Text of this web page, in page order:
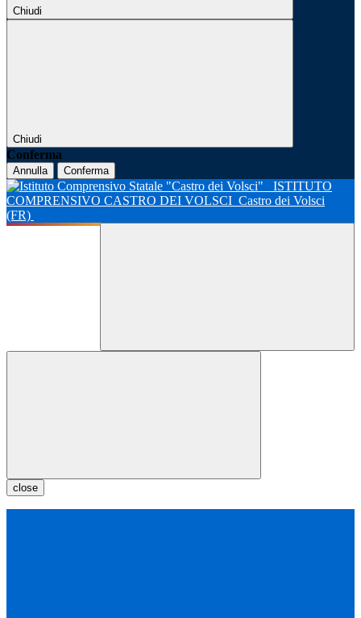
Chiudi
Chiudi
Conferma
Annulla Conferma
ISTITUTO
COMPRENSIVO CASTRO DEI VOLSCI Castro dei Volsci
(FR)
close